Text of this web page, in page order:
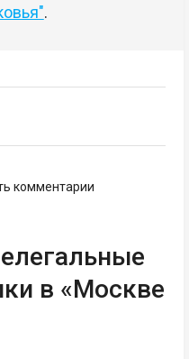
.
комментарии
в «Москве